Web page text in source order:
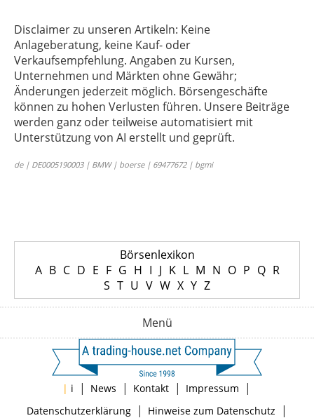
Disclaimer zu unseren Artikeln: Keine
Anlageberatung, keine Kauf- oder
Verkaufsempfehlung. Angaben zu Kursen,
Unternehmen und Märkten ohne Gewähr;
Änderungen jederzeit möglich. Börsengeschäfte
können zu hohen Verlusten führen. Unsere Beiträge
werden ganz oder teilweise automatisiert mit
Unterstützung von AI erstellt und geprüft.
de | DE0005190003 | BMW | boerse | 69477672 | bgmi
Börsenlexikon
A B C D E F G H I J K L M N O P Q R
S T U V W X Y Z
Menü
| i | News | Kontakt | Impressum |
Datenschutzerklärung| Hinweise zum Datenschutz |